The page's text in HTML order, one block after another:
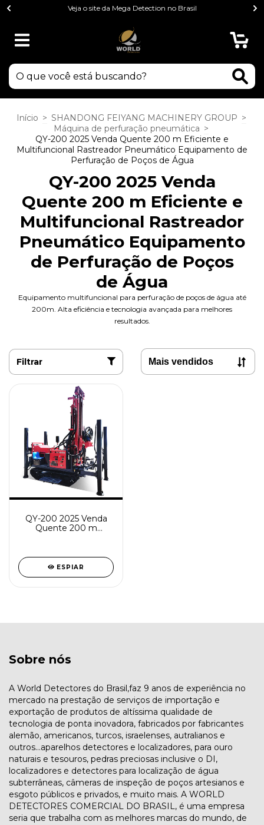
Veja o site da Mega Detection no Brasil
Início > SHANDONG FEIYANG MACHINERY GROUP >
Máquina de perfuração pneumática >
QY-200 2025 Venda Quente 200 m Eficiente e
Multifuncional Rastreador Pneumático Equipamento de
Perfuração de Poços de Água
QY-200 2025 Venda
Quente 200 m Eficiente e
Multifuncional Rastreador
Pneumático Equipamento
de Perfuração de Poços
de Água
Equipamento multifuncional para perfuração de poços de água até
200m. Alta eficiência e tecnologia avançada para melhores
resultados.
Filtrar
QY-200 2025 Venda
Quente 200 m
Rastreador
Pneumático
Equipamento de
Perfuração de Poços
ESPIAR
Sobre nós
A World Detectores do Brasil,faz 9 anos de experiência no
mercado na prestação de serviços de importação e
exportação de produtos de altíssima qualidade de
tecnologia de ponta inovadora, fabricados por fabricantes
alemão, americanos, turcos, israelenses, autralianos e
outros...aparelhos detectores e localizadores, para ouro
naturais e tesouros, pedras preciosas inclusive o DI,
localizadores e detectores para localização de água
subterrâneas, câmeras de inspeção de poços artesianos e
esgoto públicos e privados, e muito mais. A WORLD
DETECTORES COMERCIAL DO BRASIL, é uma empresa
seria que trabalha com as melhores marcas do mundo, de